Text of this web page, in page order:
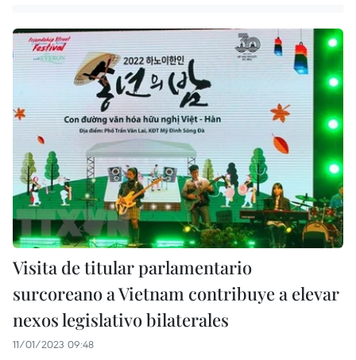
Visita de titular parlamentario
surcoreano a Vietnam contribuye a elevar
nexos legislativo bilaterales
11/01/2023 09:48